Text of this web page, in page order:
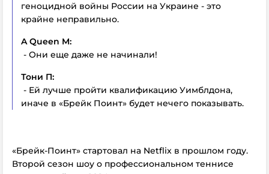
геноцидной войны России на Украине - это
крайне неправильно.
A Queen M:
- Они еще даже не начинали!
Тони П:
- Ей лучше пройти квалификацию Уимблдона,
иначе в «Брейк Поинт» будет нечего показывать.
«Брейк-Поинт» стартовал на Netflix в прошлом году.
Второй сезон шоу о профессиональном теннисе